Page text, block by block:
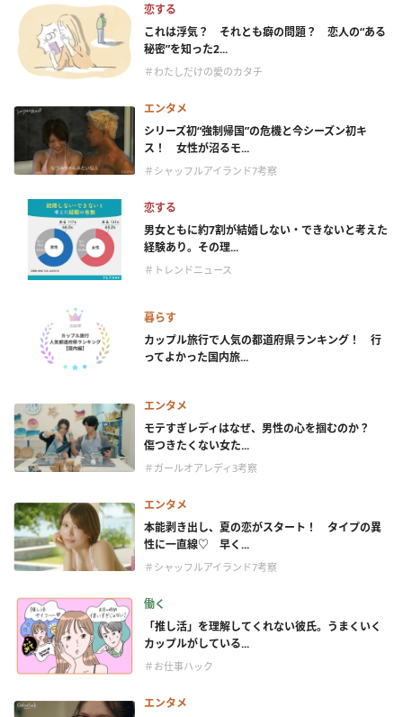
恋する
これは浮気？ それとも癖の問題？ 恋人の“ある
秘密”を知った2...
＃わたしだけの愛のカタチ
エンタメ
シリーズ初“強制帰国”の危機と今シーズン初キ
ス！ 女性が沼るモ...
＃シャッフルアイランド7考察
恋する
男女ともに約7割が結婚しない・できないと考えた
経験あり。その理...
＃トレンドニュース
暮らす
カップル旅行で人気の都道府県ランキング！ 行
ってよかった国内旅...
エンタメ
モテすぎレディはなぜ、男性の心を掴むのか？
傷つきたくない女た...
＃ガールオアレディ3考察
エンタメ
本能剥き出し、夏の恋がスタート！ タイプの異
性に一直線♡ 早く...
＃シャッフルアイランド7考察
働く
「推し活」を理解してくれない彼氏。うまくいく
カップルがしている...
＃お仕事ハック
エンタメ